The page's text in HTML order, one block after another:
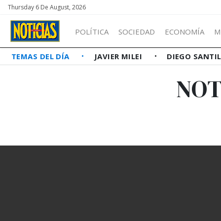
Thursday 6 De August, 2026
POLÍTICA SOCIEDAD ECONOMÍA
TEMAS DEL DÍA JAVIER MILEI DIEGO